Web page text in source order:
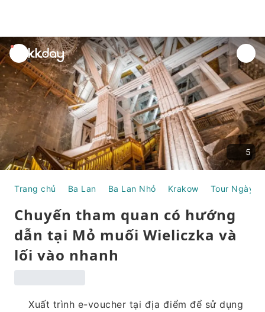
unread
notifications
5
Trang chủ Ba Lan Ba Lan Nhỏ Krakow Tour Ngày
Chuyến tham quan có hướng
dẫn tại Mỏ muối Wieliczka và
lối vào nhanh
Xuất trình e-voucher tại địa điểm để sử dụng